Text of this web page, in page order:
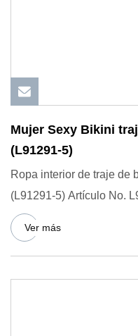
Mujer Sexy Bikini
(L91291-5)
Ropa interior de traje de
(L91291-5) Artículo No.
Tamaño:
Ver más